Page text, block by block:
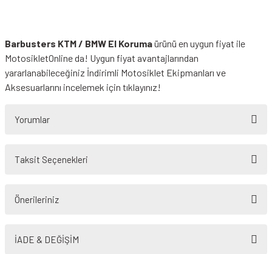
Barbusters KTM / BMW El Korumaürünü en uygun fiyat ile
MotosikletOnline da! Uygun fiyat avantajlarından
yararlanabileceğiniz İndirimli Motosiklet Ekipmanları ve
Aksesuarlarını incelemek için tıklayınız!
Yorumlar
Taksit Seçenekleri
Önerileriniz
yetersiz gördüğünüz noktaları öneri formunu kullanarak tarafımıza
İADE & DEĞİŞİM